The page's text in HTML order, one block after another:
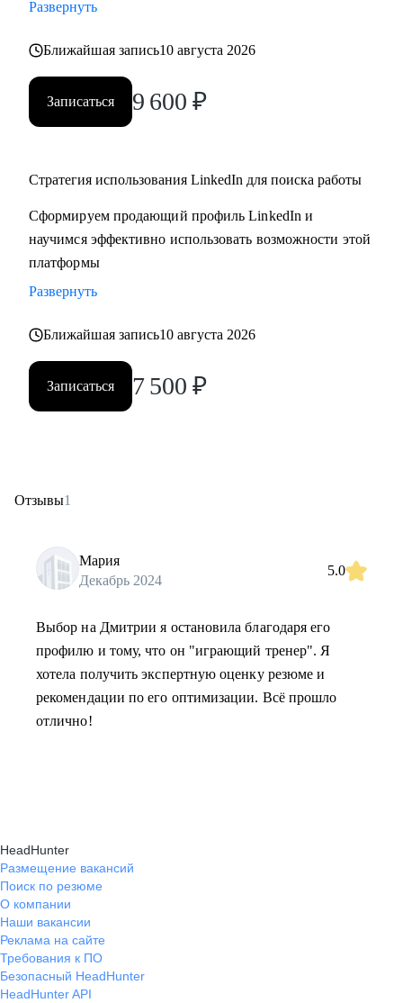
Развернуть
Ближайшая запись10 августа 2026
Записаться 9 600 ₽
Стратегия использования LinkedIn для поиска работы
Сформируем продающий профиль LinkedIn и
научимся эффективно использовать возможности этой
платформы
Развернуть
Ближайшая запись10 августа 2026
Записаться 7 500 ₽
Отзывы1
Мария
Декабрь 2024
5.0
Выбор на Дмитрии я остановила благодаря его
профилю и тому, что он "играющий тренер". Я
хотела получить экспертную оценку резюме и
рекомендации по его оптимизации. Всё прошло
отлично!
HeadHunter
Размещение вакансий
Поиск по резюме
О компании
Наши вакансии
Реклама на сайте
Требования к ПО
Безопасный HeadHunter
HeadHunter API